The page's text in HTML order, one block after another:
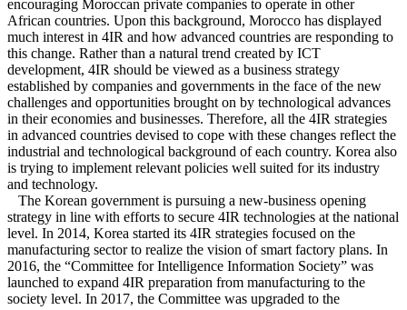
encouraging Moroccan private companies to operate in other
African countries. Upon this background, Morocco has displayed
much interest in 4IR and how advanced countries are responding to
this change. Rather than a natural trend created by ICT
development, 4IR should be viewed as a business strategy
established by companies and governments in the face of the new
challenges and opportunities brought on by technological advances
in their economies and businesses. Therefore, all the 4IR strategies
in advanced countries devised to cope with these changes reflect the
industrial and technological background of each country. Korea also
is trying to implement relevant policies well suited for its industry
and technology.
The Korean government is pursuing a new-business opening
strategy in line with efforts to secure 4IR technologies at the national
level. In 2014, Korea started its 4IR strategies focused on the
manufacturing sector to realize the vision of smart factory plans. In
2016, the “Committee for Intelligence Information Society” was
launched to expand 4IR preparation from manufacturing to the
society level. In 2017, the Committee was upgraded to the